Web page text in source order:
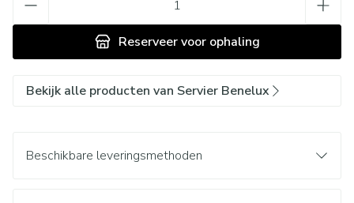
Reserveervoor ophaling
Bekijk alle producten van Servier Benelux
Beschikbare leveringsmethoden